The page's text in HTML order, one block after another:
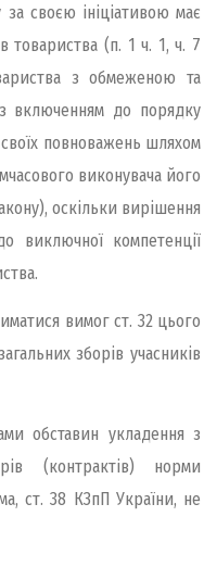
своєю ініціативою має
товариства (п. 1 ч. 1, ч. 7
з обмеженою та
включенням до порядку
повноважень шляхом
виконувача його
оскільки вирішення
виключної компетенції
вимог ст. 32 цього
зборів учасників
обставин укладення з
(контрактів) норми
ст. 38 КЗпП України, не